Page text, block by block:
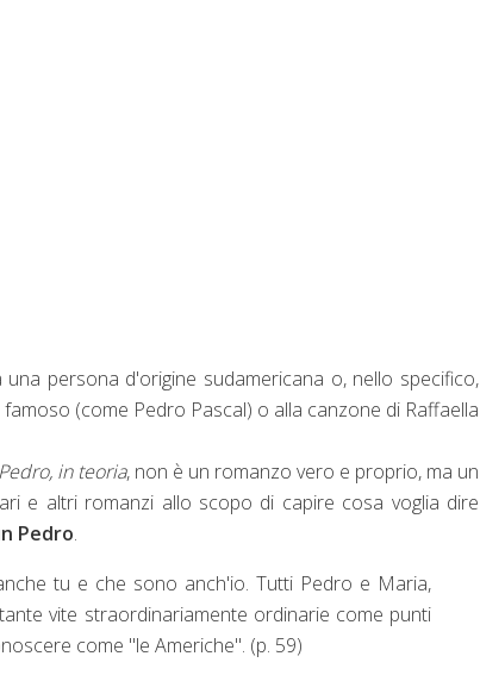
persona d'origine sudamericana o, nello specifico,
(come Pedro Pascal) o alla canzone di Raffaella
Pedro, in teoria, non è un romanzo vero e proprio, ma un
e altri romanzi allo scopo di capire cosa voglia dire
Pedro.
tu e che sono anch'io. Tutti Pedro e Maria,
vite straordinariamente ordinarie come punti
come "le Americhe". (p. 59)